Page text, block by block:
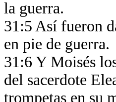
la guerra.
31:5 Así fueron
en pie de guerra.
31:6 Y Moisés
del sacerdote
trompetas en su